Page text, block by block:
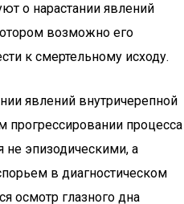
о нарастании явлений
возможно его
к смертельному исходу.
явлений внутричерепной
прогрессировании процесса
не эпизодическими, а
в диагностическом
осмотр глазного дна